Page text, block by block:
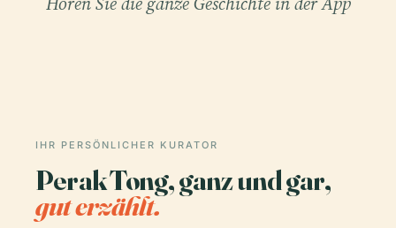
IHR PERSÖNLICHER KURATOR
Perak Tong, ganz und gar,
gut erzählt.